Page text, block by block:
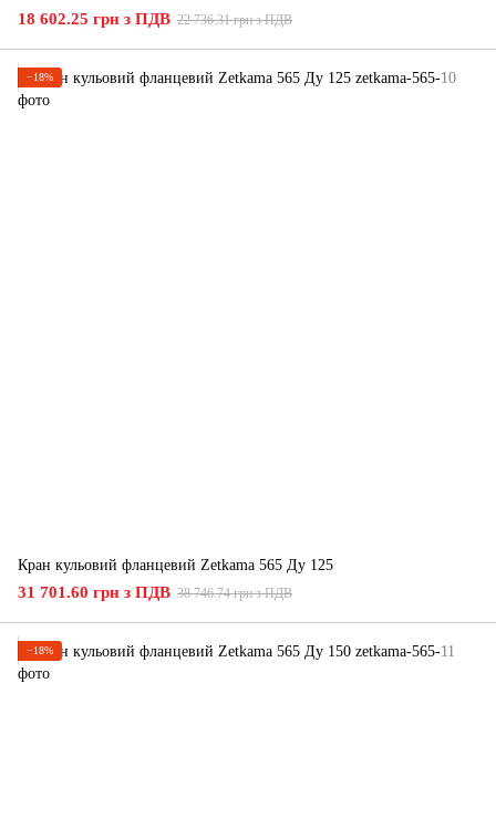
18 602.25 грн з ПДВ 22 736.31 грн з ПДВ
−18%
Кран кульовий фланцевий Zetkama 565 Ду 125
31 701.60 грн з ПДВ 38 746.74 грн з ПДВ
−18%